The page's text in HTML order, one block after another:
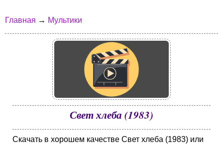
Главная → Мультики
Свет хлеба (1983)
Скачать в хорошем качестве Свет хлеба (1983) или